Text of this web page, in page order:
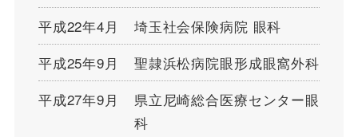
平成22年4月
埼玉社会保険病院 眼科
平成25年9月
聖隷浜松病院眼形成眼窩外科
平成27年9月
県立尼崎総合医療センター眼
科